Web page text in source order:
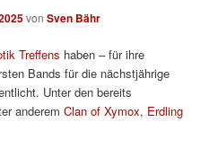
vonSven Bähr
Treffens haben – für ihre
Bands für die nächstjährige
Unter den bereits
anderemClan of Xymox, Erdling